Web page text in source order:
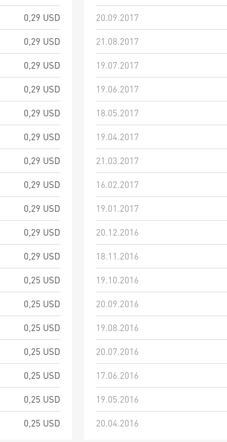
0,29 USD
0,29 USD
0,29 USD
0,29 USD
0,29 USD
0,29 USD
0,29 USD
0,29 USD
0,29 USD
0,29 USD
0,29 USD
0,25 USD
0,25 USD
0,25 USD
0,25 USD
0,25 USD
0,25 USD
0,25 USD
20.09.2017
21.08.2017
19.07.2017
19.06.2017
18.05.2017
19.04.2017
21.03.2017
16.02.2017
19.01.2017
20.12.2016
18.11.2016
19.10.2016
20.09.2016
19.08.2016
20.07.2016
17.06.2016
19.05.2016
20.04.2016